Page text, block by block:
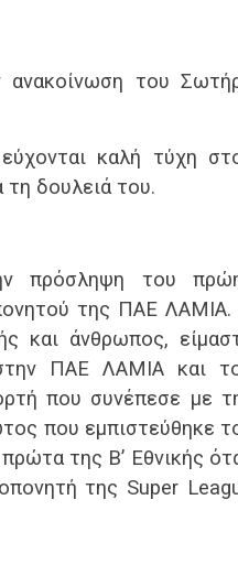
του
καλή τύχη
τη δουλειά του.
πρόσληψη του
της ΠΑΕ
και άνθρωπος,
ΠΑΕ ΛΑΜΙΑ και
που συνέπεσε με
που εμπιστεύθηκε
της Β’ Εθνικής
της Super